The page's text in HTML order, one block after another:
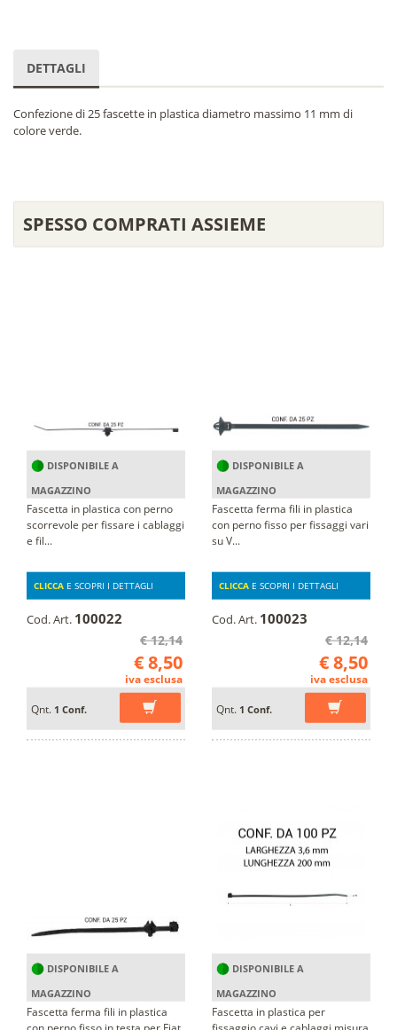
DETTAGLI
Confezione di 25 fascette in plastica diametro massimo 11 mm di
colore verde.
SPESSO COMPRATI ASSIEME
DISPONIBILE A
MAGAZZINO
Fascetta in plastica con perno
scorrevole per fissare i cablaggi
e fil...
CLICCA E SCOPRI I DETTAGLI
Cod. Art. 100022
€ 12,14
€ 8,50
iva esclusa
Qnt. 1 Conf.
DISPONIBILE A
MAGAZZINO
Fascetta ferma fili in plastica
con perno fisso per fissaggi vari
su V...
CLICCA E SCOPRI I DETTAGLI
Cod. Art. 100023
€ 12,14
€ 8,50
iva esclusa
Qnt. 1 Conf.
DISPONIBILE A
MAGAZZINO
Fascetta ferma fili in plastica
con perno fisso in testa per Fiat,
DISPONIBILE A
MAGAZZINO
Fascetta in plastica per
fissaggio cavi e cablaggi misura